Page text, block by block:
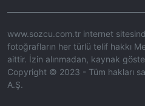
www.sozcu.com.tr internet
fotoğrafların her türlü telif hakkı
aittir. İzin alınmadan, kaynak
Copyright © 2023 - Tüm hakları
A.Ş.